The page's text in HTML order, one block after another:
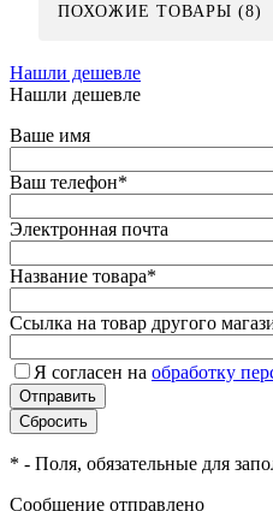
ПОХОЖИЕ ТОВАРЫ (8)
Нашли дешевле
Нашли дешевле
Ваше имя
Ваш телефон*
Электронная почта
Название товара*
Ссылка на товар другого
Я согласен на обработку
* - Поля, обязательные для
Сообщение отправлено